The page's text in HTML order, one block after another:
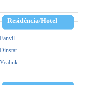
Residência/Hotel
Fanvil
Dinstar
Yealink